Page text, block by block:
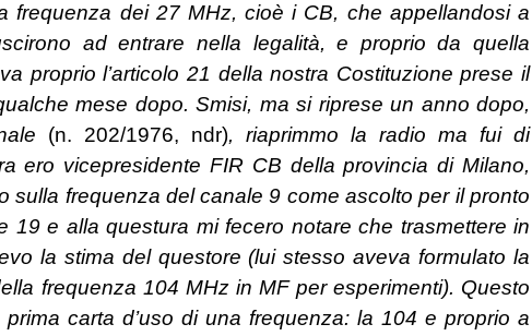
frequenza dei 27 MHz, cioè i CB, che appellandosi a
ad entrare nella legalità, e proprio da quella
proprio l’articolo 21 della nostra Costituzione prese il
mese dopo. Smisi, ma si riprese un anno dopo,
(n. 202/1976, ndr), riaprimmo la radio ma fui di
ero vicepresidente FIR CB della provincia di Milano,
sulla frequenza del canale 9 come ascolto per il pronto
19 e alla questura mi fecero notare che trasmettere in
la stima del questore (lui stesso aveva formulato la
frequenza 104 MHz in MF per esperimenti). Questo
carta d’uso di una frequenza: la 104 e proprio a